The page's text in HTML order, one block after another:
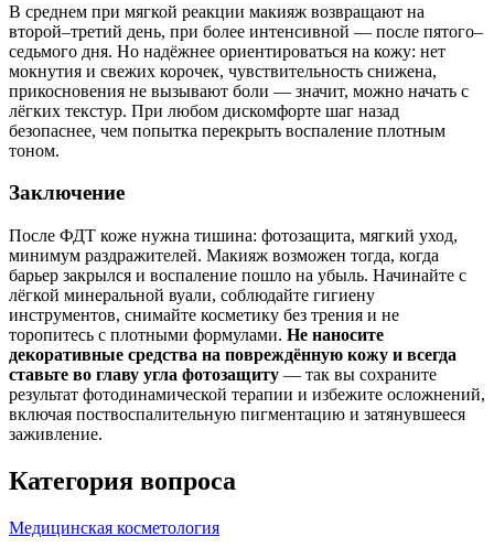
В среднем при мягкой реакции макияж возвращают на
второй–третий день, при более интенсивной — после пятого–
седьмого дня. Но надёжнее ориентироваться на кожу: нет
мокнутия и свежих корочек, чувствительность снижена,
прикосновения не вызывают боли — значит, можно начать с
лёгких текстур. При любом дискомфорте шаг назад
безопаснее, чем попытка перекрыть воспаление плотным
тоном.
Заключение
После ФДТ коже нужна тишина: фотозащита, мягкий уход,
минимум раздражителей. Макияж возможен тогда, когда
барьер закрылся и воспаление пошло на убыль. Начинайте с
лёгкой минеральной вуали, соблюдайте гигиену
инструментов, снимайте косметику без трения и не
торопитесь с плотными формулами. Не наносите
декоративные средства на повреждённую кожу и всегда
ставьте во главу угла фотозащиту — так вы сохраните
результат фотодинамической терапии и избежите осложнений,
включая поствоспалительную пигментацию и затянувшееся
заживление.
Категория вопроса
Медицинская косметология